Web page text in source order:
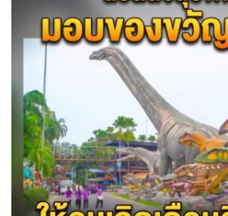
ด้วย
บุฟเฟต์
มื้อ
พร้อม
ล็อบสเตอร์
ภูเก็ต
ย่าง
รส
เลิศ